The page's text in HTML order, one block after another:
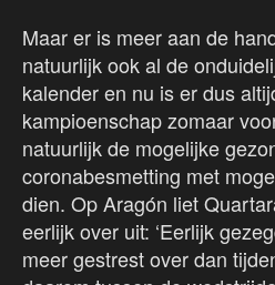
Maar er is meer aan de
natuurlijk ook al de
kalender en nu is er dus
kampioenschap zomaar
natuurlijk de mogelijke
coronabesmetting met
dien. Op Aragón liet
eerlijk over uit: ‘Eerlijk
meer gestrest over dan